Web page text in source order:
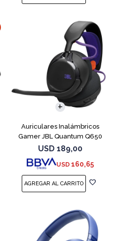
Auriculares Inalámbricos
Gamer JBL Quantum Q650
Negro
USD 189,00
USD 160,65